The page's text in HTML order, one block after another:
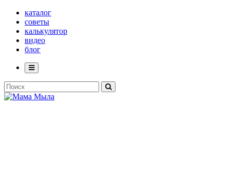
каталог
советы
калькулятор
видео
блог